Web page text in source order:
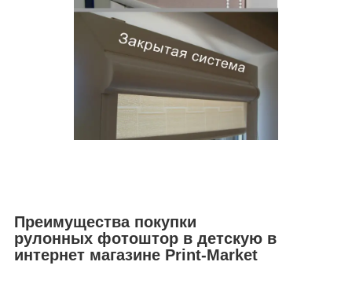
Преимущества покупки
рулонных фотоштор в детскую в
интернет магазине Print-Market